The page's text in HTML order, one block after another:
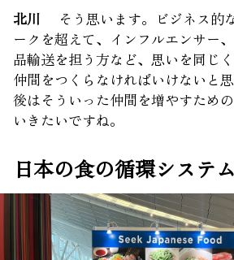
北川
そう思います。ビジネス的
ークを超えて、インフルエンサー
品輸送を担う方など、思いを同じ
仲間をつくらなければいけないと
後はそういった仲間を増やすため
いきたいですね。
日本の食の循環システム